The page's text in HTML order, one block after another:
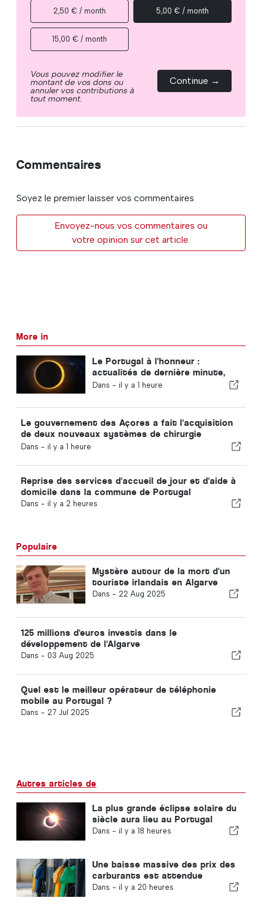
2,50 € / month 5,00 € / month
15,00 € / month
Vous pouvez modifier le
montant de vos dons ou
annuler vos contributions à
tout moment.
Continue →
Commentaires
Soyez le premier laisser vos commentaires
Envoyez-nous vos commentaires ou
votre opinion sur cet article.
More in
Le Portugal à l'honneur :
actualités de dernière minute,
tendances touristiques et les
Dans - il y a 1 heure
Le gouvernement des Açores a fait l'acquisition
de deux nouveaux systèmes de chirurgie
robotisée
Dans - il y a 1 heure
Reprise des services d'accueil de jour et d'aide à
domicile dans la commune de Portugal
Dans - il y a 2 heures
Populaire
Mystère autour de la mort d'un
touriste irlandais en Algarve
Dans - 22 Aug 2025
125 millions d'euros investis dans le
développement de l'Algarve
Dans - 03 Aug 2025
Quel est le meilleur opérateur de téléphonie
mobile au Portugal ?
Dans - 27 Jul 2025
Autres articles de
La plus grande éclipse solaire du
siècle aura lieu au Portugal
Dans - il y a 18 heures
Une baisse massive des prix des
carburants est attendue
Dans - il y a 20 heures